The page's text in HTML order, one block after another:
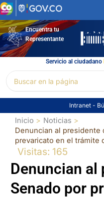
Ir
al
contenidoEncuentra tu
Representante
Servicio al ciudadano
por:
Intranet -
Inicio
Noticias
Denuncian al presidente
prevaricato en el trámite
Visitas: 165
Denuncian al
Senado por